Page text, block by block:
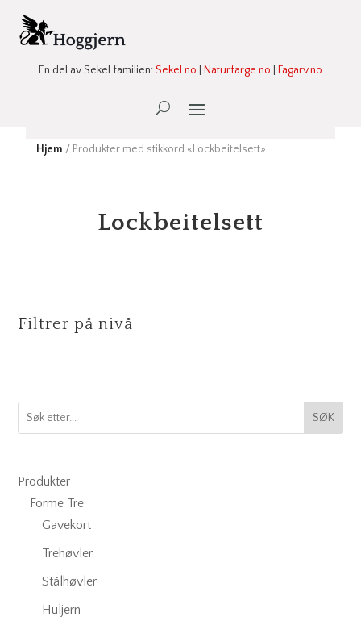
En del av Sekel familien:Sekel.no Naturfarge.no Fagarv.no
Ønskeliste -
Hjem / Produkter med stikkord «Lockbeitelsett»
Lockbeitelsett
Filtrer på nivå
SØK
Produkter
Forme Tre
Gavekort
Trehøvler
Stålhøvler
Huljern